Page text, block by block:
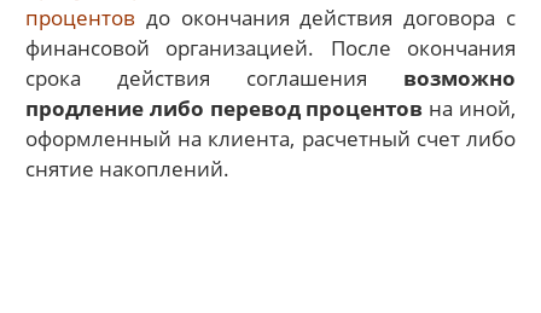
процентов до окончания действия договора с
финансовой организацией. После окончания
срока действия соглашения возможно
продление либо перевод процентов на иной,
оформленный на клиента, расчетный счет либо
снятие накоплений.